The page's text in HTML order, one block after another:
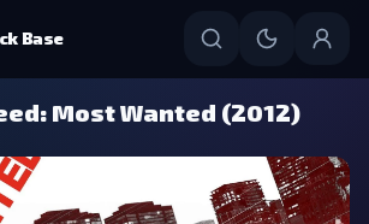
Base
Most Wanted (2012)